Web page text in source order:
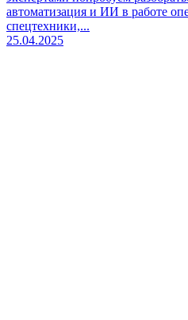
автоматизация и ИИ в работе
спецтехники,...
25.04.2025